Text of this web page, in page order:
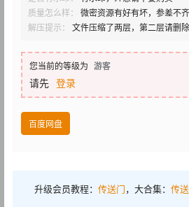
质量怎么样：
微密资源有好有坏，参差不
解压提示：
文件压缩了两层，第二层请删
您当前的等级为 游客
请先 登录
百度网盘
升级会员教程： 传送门，大合集： 传